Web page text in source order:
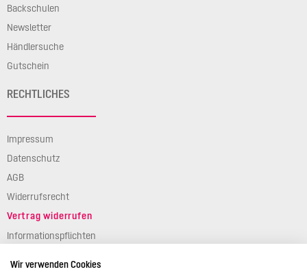
Backschulen
Newsletter
Händlersuche
Gutschein
RECHTLICHES
Impressum
Datenschutz
AGB
Widerrufsrecht
Vertrag widerrufen
Informationspflichten
Wir verwenden Cookies